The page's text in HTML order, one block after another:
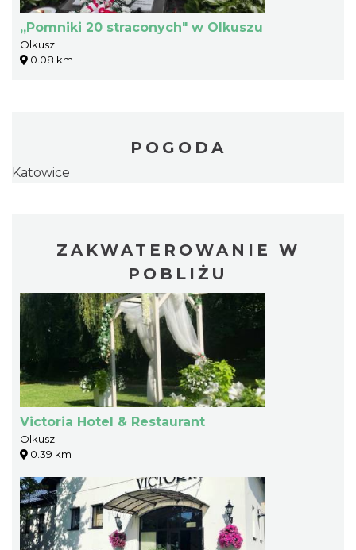
,,Pomniki 20 straconych" w Olkuszu
Olkusz
0.08 km
POGODA
Katowice
ZAKWATEROWANIE W
POBLIŻU
Victoria Hotel & Restaurant
Olkusz
0.39 km